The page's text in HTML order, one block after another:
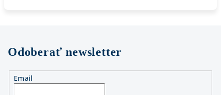
Odoberať newsletter
Email